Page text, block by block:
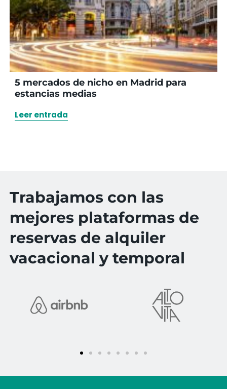
5 mercados de nicho en Madrid para
estancias medias
Leer entrada
Trabajamos con las
mejores plataformas de
reservas de alquiler
vacacional y temporal